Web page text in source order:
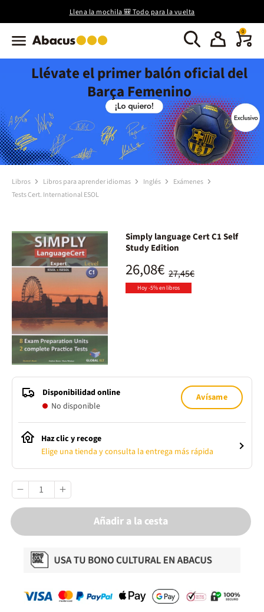
Llena la mochila 🎒 Todo para la vuelta
0
Llévate el primer balón oficial del
Barça Femenino
Libros Libros para aprender idiomas Inglés
Exámenes
Tests Cert. International ESOL
Simply language Cert C1 Self
Study Edition
27,45€
26,08€
Hoy -5% en libros
Disponibilidad online
No disponible
Avísame
Haz clic y recoge
Elige una tienda y consulta la entrega más rápida
Añadir a la cesta